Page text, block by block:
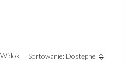
Widok Sortowanie: Dostępne